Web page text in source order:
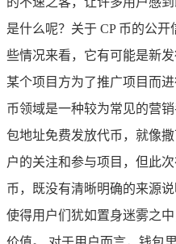
是什么呢？关于 CP 币的公
些情况来看，它有可能是新
某个项目方为了推广项目而
币领域是一种较为常见的营
包地址免费发放代币，就像
户的关注和参与项目，但此
币，既没有清晰明确的来源
使得用户们犹如置身迷雾之